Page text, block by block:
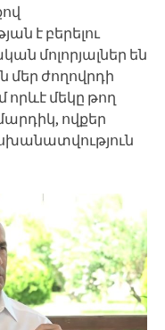
է բերելու
մոլորյալներ են
մեր ժողովրդի
որևէ մեկը թող
ովքեր